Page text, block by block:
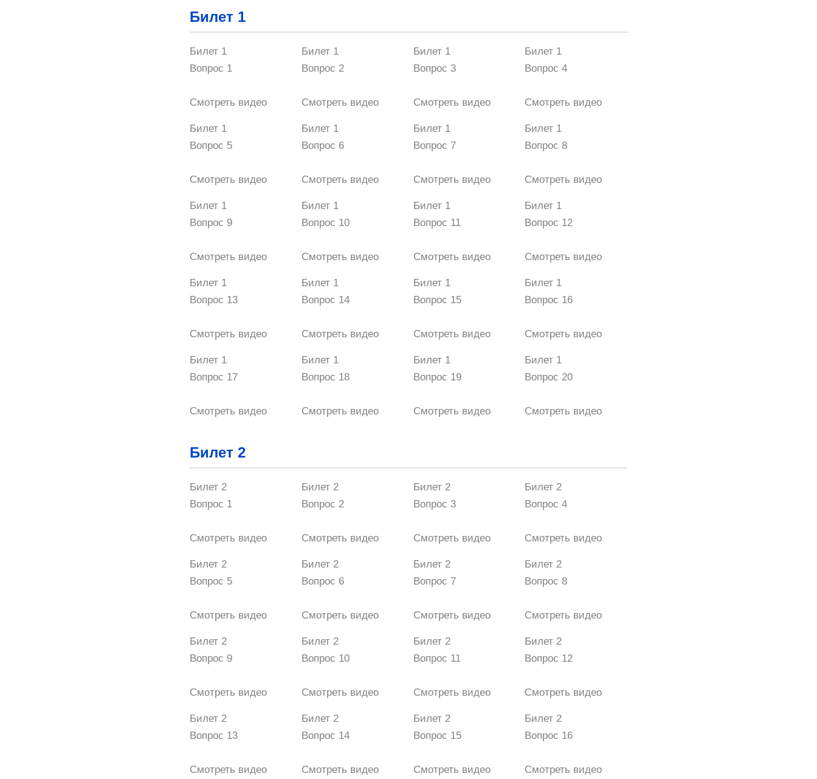
Билет 1
Билет 1
Вопрос 1
Смотреть видео
Билет 1
Вопрос 2
Смотреть видео
Билет 1
Вопрос 3
Смотреть видео
Билет 1
Вопрос 4
Смотреть видео
Билет 1
Вопрос 5
Смотреть видео
Билет 1
Вопрос 6
Смотреть видео
Билет 1
Вопрос 7
Смотреть видео
Билет 1
Вопрос 8
Смотреть видео
Билет 1
Вопрос 9
Смотреть видео
Билет 1
Вопрос 10
Смотреть видео
Билет 1
Вопрос 11
Смотреть видео
Билет 1
Вопрос 12
Смотреть видео
Билет 1
Вопрос 13
Смотреть видео
Билет 1
Вопрос 14
Смотреть видео
Билет 1
Вопрос 15
Смотреть видео
Билет 1
Вопрос 16
Смотреть видео
Билет 1
Вопрос 17
Смотреть видео
Билет 1
Вопрос 18
Смотреть видео
Билет 1
Вопрос 19
Смотреть видео
Билет 1
Вопрос 20
Смотреть видео
Билет 2
Билет 2
Вопрос 1
Смотреть видео
Билет 2
Вопрос 2
Смотреть видео
Билет 2
Вопрос 3
Смотреть видео
Билет 2
Вопрос 4
Смотреть видео
Билет 2
Вопрос 5
Смотреть видео
Билет 2
Вопрос 6
Смотреть видео
Билет 2
Вопрос 7
Смотреть видео
Билет 2
Вопрос 8
Смотреть видео
Билет 2
Вопрос 9
Смотреть видео
Билет 2
Вопрос 10
Смотреть видео
Билет 2
Вопрос 11
Смотреть видео
Билет 2
Вопрос 12
Смотреть видео
Билет 2
Вопрос 13
Смотреть видео
Билет 2
Вопрос 14
Смотреть видео
Билет 2
Вопрос 15
Смотреть видео
Билет 2
Вопрос 16
Смотреть видео